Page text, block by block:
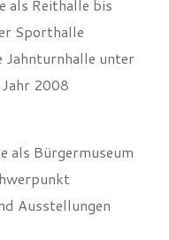
als Reithalle bis
Sporthalle
Jahnturnhalle unter
2008
als Bürgermuseum
Ausstellungen